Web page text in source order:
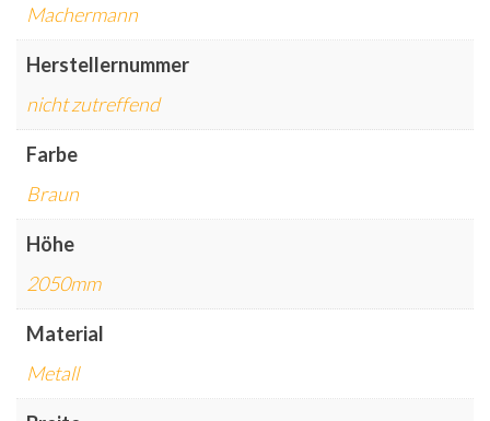
Machermann
Herstellernummer
nicht zutreffend
Farbe
Braun
Höhe
2050mm
Material
Metall